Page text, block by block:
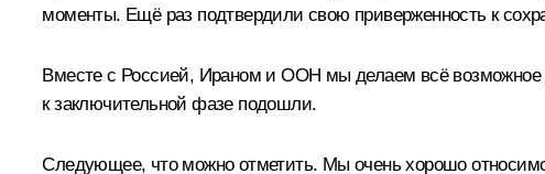
моменты. Ещё раз подтвердили свою приверженность к
Вместе с Россией, Ираном и ООН мы делаем всё возможное
к заключительной фазе подошли.
Следующее, что можно отметить. Мы очень хорошо